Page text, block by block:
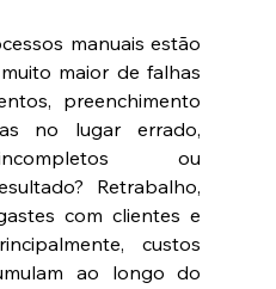
manuais estão
maior de falhas
preenchimento
no lugar errado,
ou
Retrabalho,
com clientes e
custos
ao longo do